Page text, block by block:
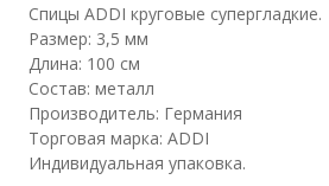
Спицы ADDI круговые супергладкие.
Размер: 3,5 мм
Длина: 100 см
Состав: металл
Производитель: Германия
Торговая марка: ADDI
Индивидуальная упаковка.